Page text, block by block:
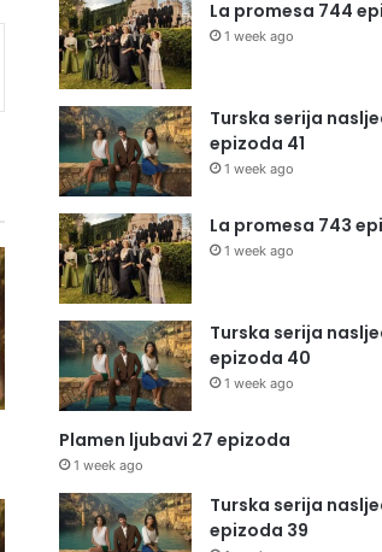
La promesa 744
1 week ago
Turska serija
epizoda 41
1 week ago
La promesa 743
1 week ago
Turska serija
epizoda 40
1 week ago
Plamen ljubavi 27 epizoda
1 week ago
Turska serija
epizoda 39